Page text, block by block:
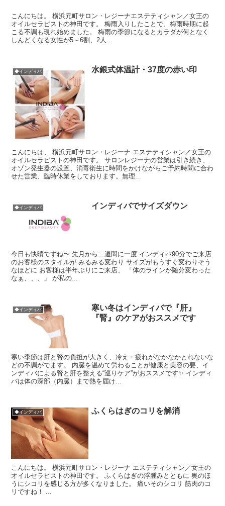
こんにちは。 横浜元町サロン・レジーナエステティシャン／女王の
オイルセラピストの神田です。 梅雨入りしたことで、梅雨時期に起
こる不調も現れ始めました。 梅雨の季節になるとカラダが何となく
しんどくなる女性が5～6割、2人...
◆インディバ 水銀式体温計・37度の赤い印
こんにちは、 横浜元町サロン・レジーナ エステティシャン／女王の
オイルセラピストの神田です。 サロンレジーナの営業は引き続き、
オゾン発生器の設置、消毒衛生に時間をかけながらご予約時間に合わ
せた営業、臨時休業をしております。無理...
◆インディバ インディバでサイズダウン
今日も快晴ですね〜 先月から二週間に一度 インディバ90分でご来店
のお客様のスタイルが みるみる変わり サイズがもうすぐ変わりそう
なほどに お客様は半年ぶりにご来店、 「体のラインが随分変わった
なぁ、、、」 が私の...
◆インディバ
寒い冬はインディバで『肝』
『腎』のケアがおススメです
寒い季節は肝と腎の負担が大きく、冷え・疲れがなかなかとれないな
どの不調がでます。 内臓を温めて労わることが健康と美容の要、イ
ンディバによる腎と肝を整える“巡りケア”がおススメです✨ インディ
バは体の深部（内臓）まで熱を届け...
◆インディバ ふくらはぎのコリを解消
こんにちは。 横浜元町サロン・レジーナ エステティシャン／女王の
オイルセラピストの神田です。 ふくらはぎの浮腫みとともに 奥のほ
うにシコリを感じる方が多くなりました。 痛いそのシコリ 筋肉のコ
リですね！ ...